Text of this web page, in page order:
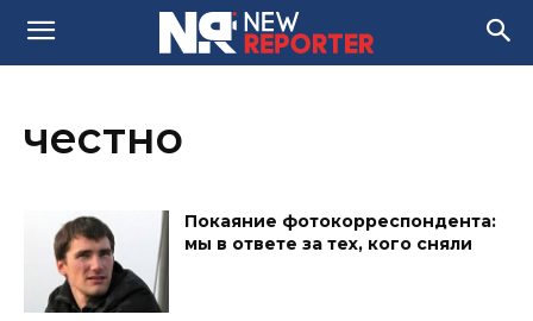
честно
Покаяние фотокорреспондента:
мы в ответе за тех, кого сняли